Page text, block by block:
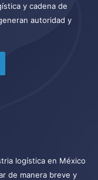
y cadena de
autoridad y
logística en México
de manera breve y